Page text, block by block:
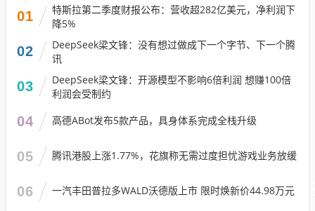
01
特斯拉第二季度财报公布：营收超282亿美元，净利润下
降5%
02
DeepSeek梁文锋：没有想过做成下一个字节、下一个腾
讯
03
DeepSeek梁文锋：开源模型不影响6倍利润 想赚100倍
利润会受制约
04 高德ABot发布5款产品，具身体系完成全栈升级
05 腾讯港股上涨1.77%，花旗称无需过度担忧游戏业务放缓
06 一汽丰田普拉多WALD沃德版上市 限时焕新价44.98万元